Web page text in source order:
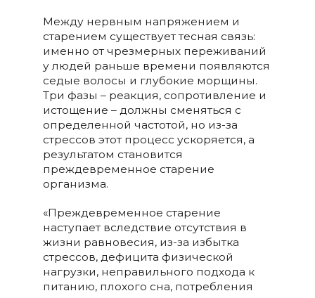
Между нервным напряжением и
старением существует тесная связь:
именно от чрезмерных переживаний
у людей раньше времени появляются
седые волосы и глубокие морщины.
Три фазы – реакция, сопротивление и
истощение – должны сменяться с
определенной частотой, но из-за
стрессов этот процесс ускоряется, а
результатом становится
преждевременное старение
организма.
«Преждевременное старение
наступает вследствие отсутствия в
жизни равновесия, из-за избытка
стрессов, дефицита физической
нагрузки, неправильного подхода к
питанию, плохого сна, потребления